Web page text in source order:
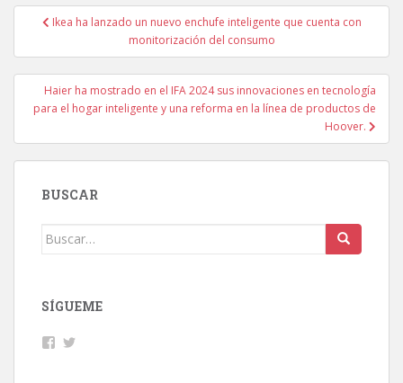
Navegación
entradas
Ikea ha lanzado un nuevo enchufe inteligente que cuenta con
monitorización del consumo
Haier ha mostrado en el IFA 2024 sus innovaciones en tecnología
para el hogar inteligente y una reforma en la línea de productos de
Hoover.
BUSCAR
Buscar:
SÍGUEME
Facebook